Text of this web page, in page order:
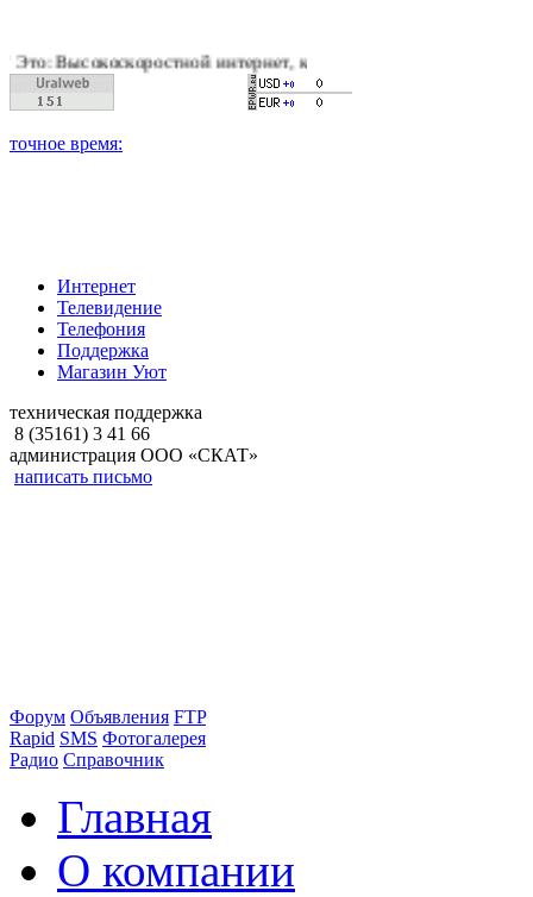
интернет, качественное цифровое и кабельное
Интернет
Телевидение
Телефония
Поддержка
Магазин Уют
техническая поддержка
8 (35161) 3 41 66
администрация ООО «СКАТ»
написать письмо
Форум Объявления FTP
Rapid SMS Фотогалерея
Радио Справочник
Главная
О компании